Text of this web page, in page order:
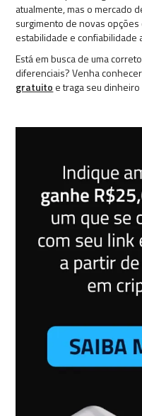
atualmente, mas o mercado
surgimento de novas
estabilidade e confiabilidade
Está em busca de uma
diferenciais? Venha
gratuito e traga seu